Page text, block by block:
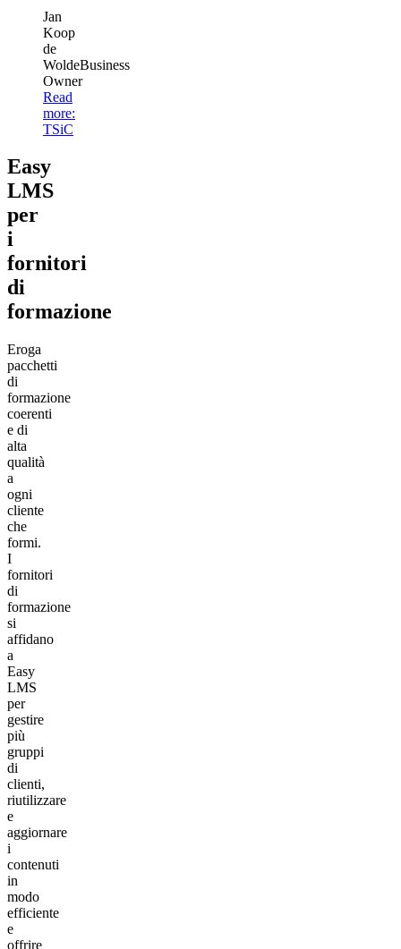
Jan
Koop
de
WoldeBusiness
Owner
Read
more:
TSiC
Easy
LMS
per
i
fornitori
di
formazione
Eroga
pacchetti
di
formazione
coerenti
e di
alta
qualità
a
ogni
cliente
che
formi.
I
fornitori
di
formazione
si
affidano
a
Easy
LMS
per
gestire
più
gruppi
di
clienti,
riutilizzare
e
aggiornare
i
contenuti
in
modo
efficiente
e
offrire